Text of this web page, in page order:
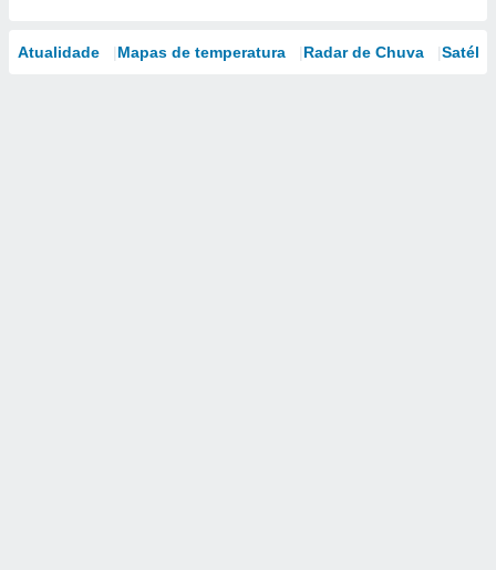
Atualidade Mapas de temperatura Radar de Chuva